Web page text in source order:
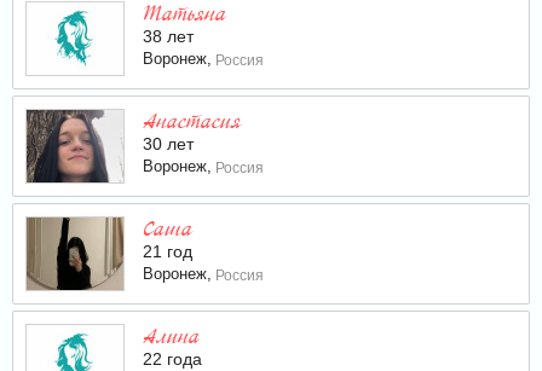
Татьяна
38 лет
Воронеж, Россия
Анастасия
30 лет
Воронеж, Россия
Саша
21 год
Воронеж, Россия
Алина
22 года